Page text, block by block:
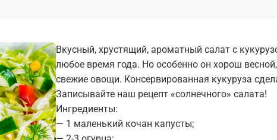
Вкусный, хрустящий, ароматный салат с
любое время года. Но особенно он хорош
свежие овощи. Консервированная кукуруза
Записывайте наш рецепт «солнечного» салата!
Ингредиенты:
— 1 маленький кочан капусты;